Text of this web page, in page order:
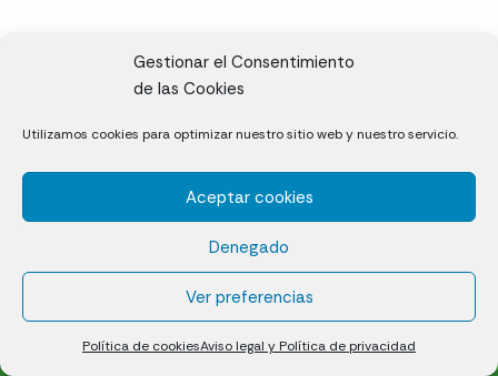
Gestionar el Consentimiento
de las Cookies
Utilizamos cookies para optimizar nuestro sitio web y nuestro servicio.
Aceptar cookies
Denegado
Ver preferencias
Política de cookiesAviso legal y Política de privacidad
Cáceres
Césped natural en tepes
Política de cookies (UE)
Aviso legal y Política de privacidad
¿Quiénes somos?
Contacto